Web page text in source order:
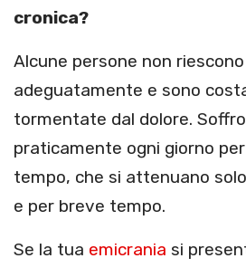
cronica?
Alcune persone non
adeguatamente e sono
tormentate dal dolore.
praticamente ogni giorno
tempo, che si attenuano
e per breve tempo.
Se la tua emicrania si